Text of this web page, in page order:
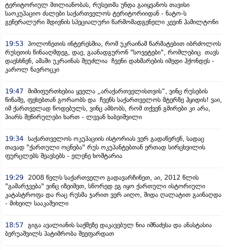
ტერიტორიულ მთლიანობას, რუსეთმა უნდა გაიყვანოს თავისი
საოკუპაციო ძალები საქართველოს ტერიტორიიდან - ნატო-ს
გენერალური მდივნის სპეციალური წარმომადგენელი კევინ ჰამილტონი
19:53 პოლონეთის ინტერესშია, რომ უკრაინამ წარმატებით იბრძოლოს
რუსეთის წინააღმდეგ, დაე, გაანადგურონ "სოვეტები", რომლებიც თავს
დაესხნენ, ამაში უკრაინას შეუძლია ჩვენი დახმარების იმედი ჰქონდეს -
კაროლ ნავროცკი
19:47 მიმიფურთხებია ყველა „არაქართველისთვის“, ვინც რუსების
წინაშე, ფეხებთან გორაობს და ჩვენს საქართველოს მტერზე ჰყიდის! ვაი,
იმ ქართველად წოდებულს, ვინც ამბობს, რომ თქვენ გმირები კი არა,
პიარს შეწირულები ხართ - ლევან ხაბეიშვილი
19:34 საქართველოს ოკუპაციის ისტორიას ვერ გადაწერენ, სადაც
თავად "ქართული ოცნება" რუს ოკუპანტებთან ერთად სირცხვილის
ფურცლებს შეავსებს - ელენე ხოშტარია
19:29
2008 წელს საქართველო გადავარჩინეთ, აი, 2012 წლის
"გამარჯვება" ვინც იზეიმეთ, სწორედ ეგ იყო ქართული ისტორიული
კატასტროფა და რაც რუსმა ჯარით ვერ აიღო, შიდა ღალატით გაინაღდა
- მიხეილ სააკაშვილი
18:57 გიგა ავალიანის საქმეზე დაკავებულ ნია იმნაძესა და ანასტასია
ბერუაშვილს პატიმრობა შეეფარდათ